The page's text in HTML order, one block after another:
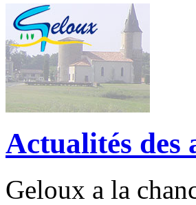
Actualités des
Geloux a la